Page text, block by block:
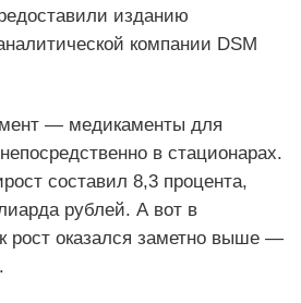
изданию
компании DSM
— медикаменты для
в стационарах.
составил 8,3 процента,
рублей. А вот в
рост оказался заметно выше —